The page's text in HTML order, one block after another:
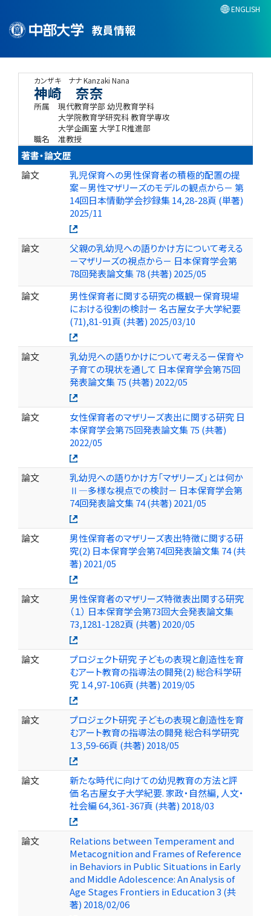
教員情報
ENGLISH
カンザキ ナナKanzaki Nana
神崎 奈奈
所属
現代教育学部 幼児教育学科
大学院教育学研究科 教育学専攻
大学企画室 大学ＩＲ推進部
職名
准教授
著書・論文歴
論文
乳児保育への男性保育者の積極的配置の提
案－男性マザリーズのモデルの観点から－ 第
14回日本情動学会抄録集 14,28-28頁 (単著)
2025/11
論文
父親の乳幼児への語りかけ方について考える
－マザリーズの視点から－ 日本保育学会第
78回発表論文集 78 (共著) 2025/05
論文
男性保育者に関する研究の概観ー保育現場
における役割の検討ー 名古屋女子大学紀要
(71),81-91頁 (共著) 2025/03/10
論文
乳幼児への語りかけについて考えるー保育や
子育ての現状を通して 日本保育学会第75回
発表論文集 75 (共著) 2022/05
論文
女性保育者のマザリーズ表出に関する研究 日
本保育学会第75回発表論文集 75 (共著)
2022/05
論文
乳幼児への語りかけ方「マザリーズ」とは何か
Ⅱ―多様な視点での検討－ 日本保育学会第
74回発表論文集 74 (共著) 2021/05
論文
男性保育者のマザリーズ表出特徴に関する研
究(2) 日本保育学会第74回発表論文集 74 (共
著) 2021/05
論文
男性保育者のマザリーズ特徴表出関する研究
（１） 日本保育学会第73回大会発表論文集
73,1281-1282頁 (共著) 2020/05
論文
プロジェクト研究 子どもの表現と創造性を育
むアート教育の指導法の開発(2) 総合科学研
究 １４,97-106頁 (共著) 2019/05
論文
プロジェクト研究 子どもの表現と創造性を育
むアート教育の指導法の開発 総合科学研究
１３,59-66頁 (共著) 2018/05
論文
新たな時代に向けての幼児教育の方法と評
価 名古屋女子大学紀要. 家政・自然編, 人文・
社会編 64,361-367頁 (共著) 2018/03
論文
Relations between Temperament and
Metacognition and Frames of Reference
in Behaviors in Public Situations in Early
and Middle Adolescence: An Analysis of
Age Stages Frontiers in Education 3 (共
著) 2018/02/06